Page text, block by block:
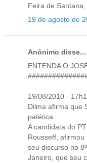
Feira de
19 de agosto de
Anônimo disse...
ENTENDA O
19/08/2010 -
Dilma afirma que
patética
A candidata do
Rousseff,
seu discurso no
Janeiro, que seu